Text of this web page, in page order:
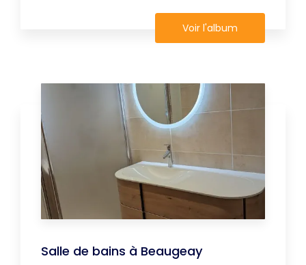
Voir l'album
Salle de bains à Beaugeay